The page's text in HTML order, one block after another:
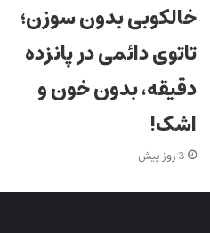
خالکوبی بدون سوزن؛
تاتوی دائمی در پانزده
دقیقه، بدون خون و
اشک!
3 روز پیش